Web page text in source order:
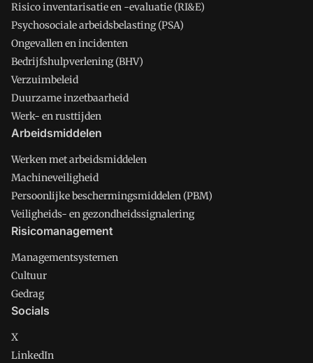
Risico inventarisatie en -evaluatie (RI&E)
Psychosociale arbeidsbelasting (PSA)
Ongevallen en incidenten
Bedrijfshulpverlening (BHV)
Verzuimbeleid
Duurzame inzetbaarheid
Werk- en rusttijden
Arbeidsmiddelen
Werken met arbeidsmiddelen
Machineveiligheid
Persoonlijke beschermingsmiddelen (PBM)
Veiligheids- en gezondheidssignalering
Risicomanagement
Managementsystemen
Cultuur
Gedrag
Socials
X
LinkedIn